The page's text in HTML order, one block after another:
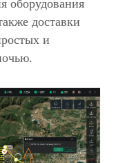
оборудования
доставки
и